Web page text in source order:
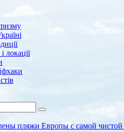
локації
пляжи Европы с самой чистой